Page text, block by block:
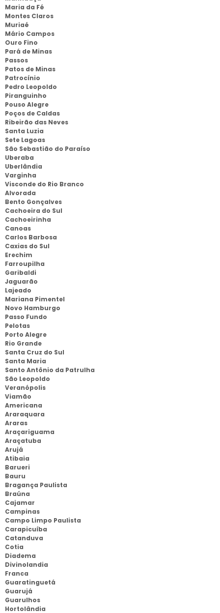
Maria da Fé
Montes Claros
Muriaé
Mário Campos
Ouro Fino
Pará de Minas
Passos
Patos de Minas
Patrocínio
Pedro Leopoldo
Piranguinho
Pouso Alegre
Poços de Caldas
Ribeirão das Neves
Santa Luzia
Sete Lagoas
São Sebastião do Paraíso
Uberaba
Uberlândia
Varginha
Visconde do Rio Branco
Alvorada
Bento Gonçalves
Cachoeira do Sul
Cachoeirinha
Canoas
Carlos Barbosa
Caxias do Sul
Erechim
Farroupilha
Garibaldi
Jaguarão
Lajeado
Mariana Pimentel
Novo Hamburgo
Passo Fundo
Pelotas
Porto Alegre
Rio Grande
Santa Cruz do Sul
Santa Maria
Santo Antônio da Patrulha
São Leopoldo
Veranópolis
Viamão
Americana
Araraquara
Araras
Araçariguama
Araçatuba
Arujá
Atibaia
Barueri
Bauru
Bragança Paulista
Braúna
Cajamar
Campinas
Campo Limpo Paulista
Carapicuíba
Catanduva
Cotia
Diadema
Divinolandia
Franca
Guaratinguetá
Guarujá
Guarulhos
Hortolândia